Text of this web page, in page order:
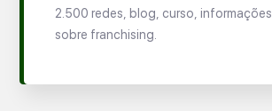
2.500 redes, blog, curso, informações
sobre franchising.